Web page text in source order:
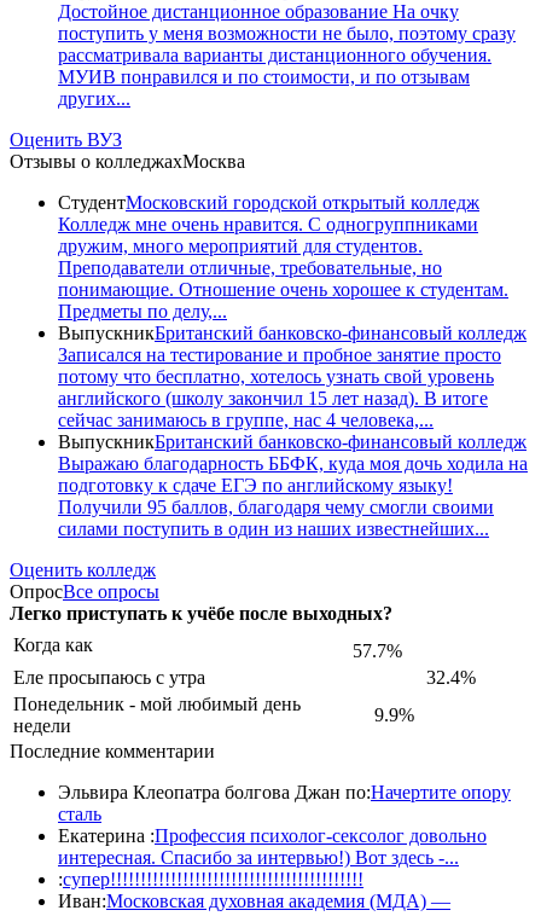
Достойное дистанционное образование На очку
поступить у меня возможности не было, поэтому сразу
рассматривала варианты дистанционного обучения.
МУИВ понравился и по стоимости, и по отзывам
других...
Оценить ВУЗ
Отзывы о колледжахМосква
СтудентМосковский городской открытый колледж
Колледж мне очень нравится. С одногруппниками
дружим, много мероприятий для студентов.
Преподаватели отличные, требовательные, но
понимающие. Отношение очень хорошее к студентам.
Предметы по делу,...
ВыпускникБританский банковско-финансовый колледж
Записался на тестирование и пробное занятие просто
потому что бесплатно, хотелось узнать свой уровень
английского (школу закончил 15 лет назад). В итоге
сейчас занимаюсь в группе, нас 4 человека,...
ВыпускникБританский банковско-финансовый колледж
Выражаю благодарность ББФК, куда моя дочь ходила на
подготовку к сдаче ЕГЭ по английскому языку!
Получили 95 баллов, благодаря чему смогли своими
силами поступить в один из наших известнейших...
Оценить колледж
ОпросВсе опросы
Легко приступать к учёбе после выходных?
Когда как
57.7%
Еле просыпаюсь с утра
32.4%
Понедельник - мой любимый день
недели
9.9%
Последние комментарии
Эльвира Клеопатра болгова Джан по:Начертите опору
сталь
Екатерина :Профессия психолог-сексолог довольно
интересная. Спасибо за интервью!) Вот здесь -...
:супер!!!!!!!!!!!!!!!!!!!!!!!!!!!!!!!!!!!!!!!!!!
Иван:Московская духовная академия (МДА) —